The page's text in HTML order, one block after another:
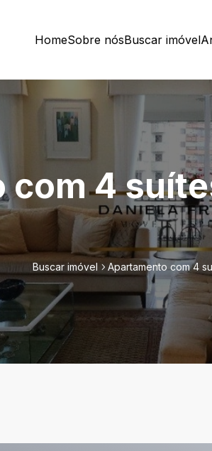
HomeSobre nósBuscar imóvel
4
Buscar imóvel Apartamento com 4